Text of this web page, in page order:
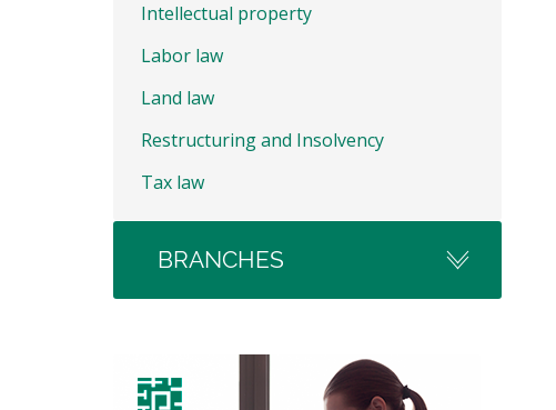
Intellectual property
Labor law
Land law
Restructuring and Insolvency
Tax law
BRANCHES